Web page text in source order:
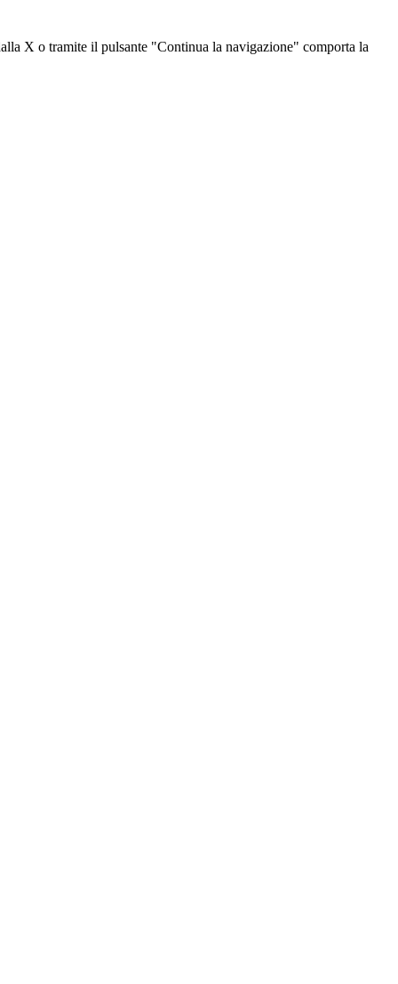
X o tramite il pulsante "Continua la navigazione" comporta la